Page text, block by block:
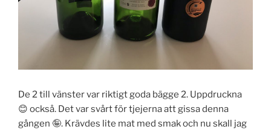
De 2 till vänster var riktigt goda bägge 2. Uppdruckna
😊 också. Det var svårt för tjejerna att gissa denna
gången 🤪. Krävdes lite mat med smak och nu skall jag